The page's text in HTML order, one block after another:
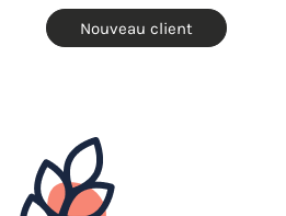
Nouveau client